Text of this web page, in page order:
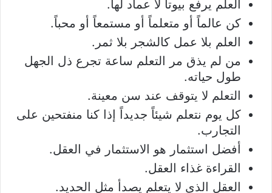
العلم يرفع بيوتاً لا عماد لها.
كن عالماً أو متعلماً أو مستمعاً أو محباً.
العلم بلا عمل كالشجر بلا ثمر.
من لم يذق مر التعلم ساعة تجرع ذل الجهل
طول حياته.
التعلم لا يتوقف عند سن معينة.
كل يوم نتعلم شيئاً جديداً إذا كنا منفتحين على
التجارب.
أفضل استثمار هو الاستثمار في العقل.
القراءة غذاء العقل.
العقل الذي لا يتعلم يصدأ مثل الحديد.